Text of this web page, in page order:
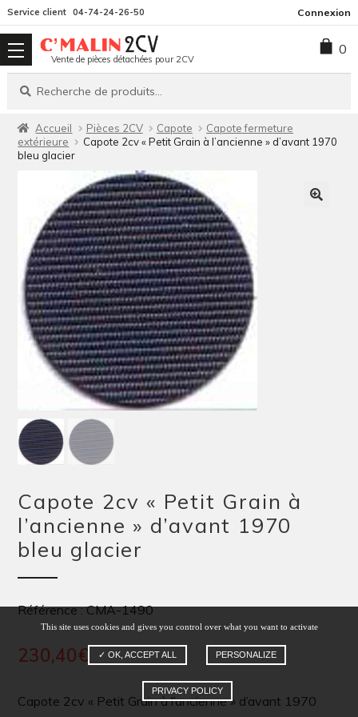
la
navigation
contenu
Service client 04-74-24-26-50 Connexion
Vente de pièces détachées pour 2CV
Recherche
Recherche
0
Accueil Pièces 2CV Capote
Capote fermeture
extérieure
Capote 2cv « Petit Grain à l’ancienne » d’avant 1970
bleu glacier
Capote 2cv « Petit Grain à
l’ancienne » d’avant 1970
bleu glacier
Référence : CMA-1490
230,40€
Capote 2cv « Petit Grain à l’ancienne » d’avant 1970
This site uses cookies and gives you control over what you want to activate
✓ OK, ACCEPT ALL PERSONALIZE
PRIVACY POLICY